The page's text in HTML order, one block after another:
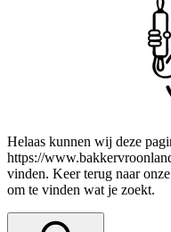
Helaas kunnen wij deze
https://
vinden. Keer terug naar
om te vinden wat je zoekt.